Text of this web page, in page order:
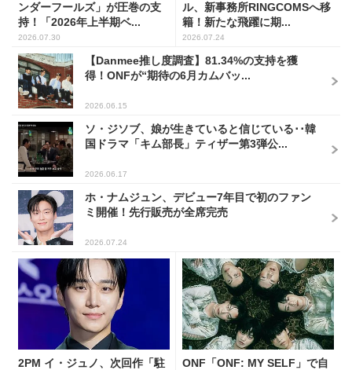
ンダーフールズ」が圧巻の支
持！「2026年上半期ベ...
2026.07.30
ル、新事務所RINGCOMSへ移
籍！新たな飛躍に期...
2026.07.24
【Danmee推し度調査】81.34%の支持を獲
得！ONFが“期待の6月カムバッ...
2026.06.15
ソ・ジソブ、娘が生きていると信じている･･韓
国ドラマ「キム部長」ティザー第3弾公...
2026.06.17
ホ・ナムジュン、デビュー7年目で初のファン
ミ開催！先行販売が全席完売
2026.07.24
2PM イ・ジュノ、次回作「駐
ONF「ONF: MY SELF」で自